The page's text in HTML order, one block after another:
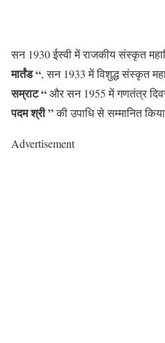
सन 1930 ईस्वी में राजकीय संस्कृत
मार्तंड “, सन 1933 में विशुद्ध संस्कृत
सम्राट “और सन 1955 में गणतंत्र
पदम श्री ”की उपाधि से सम्मानित
Advertisement